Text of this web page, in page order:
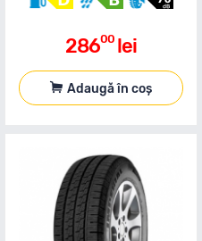
28600 lei
Adaugă în coș